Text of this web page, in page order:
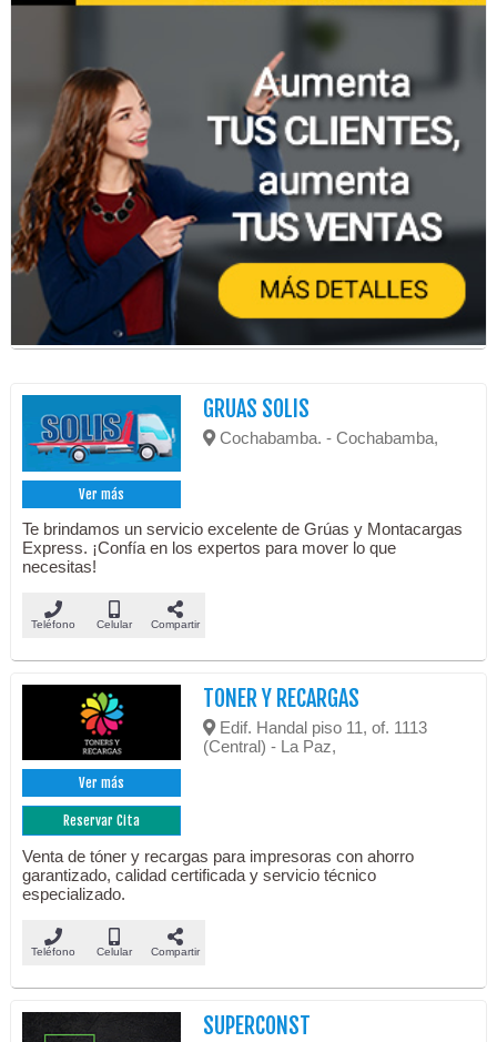
Ver más
GRUAS SOLIS
Cochabamba. - Cochabamba,
Te brindamos un servicio excelente de Grúas y Montacargas
Express. ¡Confía en los expertos para mover lo que
necesitas!
Teléfono Celular Compartir
Ver más
Reservar Cita
TONER Y RECARGAS
Edif. Handal piso 11, of. 1113
(Central) - La Paz,
Venta de tóner y recargas para impresoras con ahorro
garantizado, calidad certificada y servicio técnico
especializado.
Teléfono Celular Compartir
SUPERCONST